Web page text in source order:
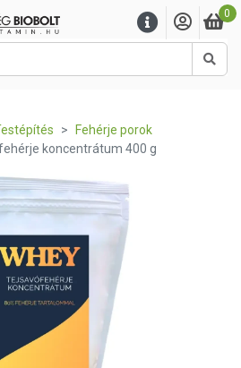
0
Fehérje porok
koncentrátum 400 g